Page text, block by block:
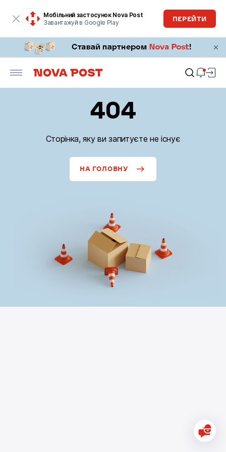
Мобільний застосунок Nova Post
Завантажуй в Google Play
ПЕРЕЙТИ
404
Сторінка, яку ви запитуєте не існує
НА ГОЛОВНУ